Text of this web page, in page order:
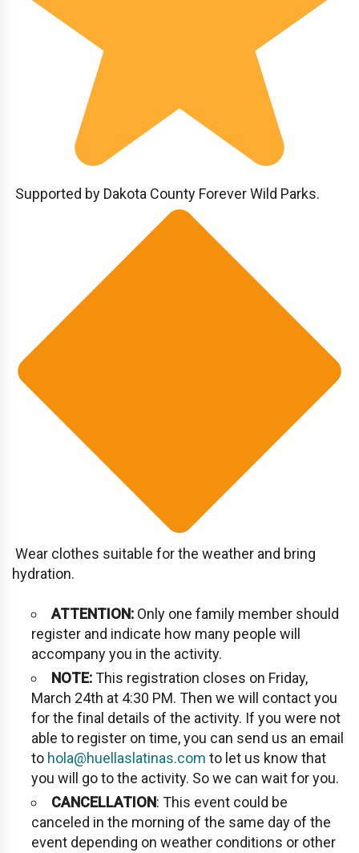
Supported by Dakota County Forever Wild Parks.
Wear clothes suitable for the weather and bring
hydration.
ATTENTION: Only one family member should
register and indicate how many people will
accompany you in the activity.
NOTE:This registration closes on Friday,
March 24th at 4:30 PM. Then we will contact you
for the final details of the activity. If you were not
able to register on time, you can send us an email
to hola@huellaslatinas.com to let us know that
you will go to the activity. So we can wait for you.
CANCELLATION: This event could be
canceled in the morning of the same day of the
event depending on weather conditions or other